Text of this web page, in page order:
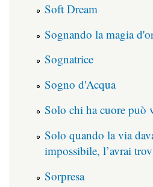
Soft Dream
Sognando la magia
Sognatrice
Sogno d'Acqua
Solo chi ha cuore può
Solo quando la via
impossibile, l’avrai
Sorpresa